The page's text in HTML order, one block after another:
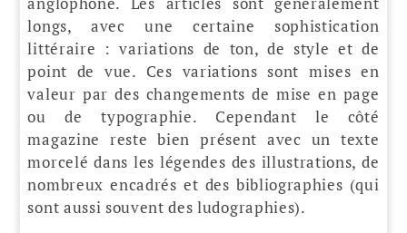
longs, avec une certaine sophistication
littéraire : variations de ton, de style et de
point de vue. Ces variations sont mises en
valeur par des changements de mise en page
ou de typographie. Cependant le côté
magazine reste bien présent avec un texte
morcelé dans les légendes des illustrations, de
nombreux encadrés et des bibliographies (qui
sont aussi souvent des ludographies).